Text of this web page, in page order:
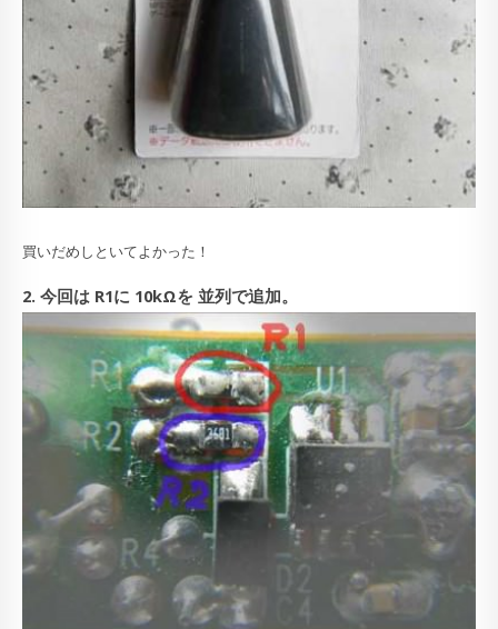
買いだめしといてよかった！
2. 今回は R1に 10kΩを 並列で追加。